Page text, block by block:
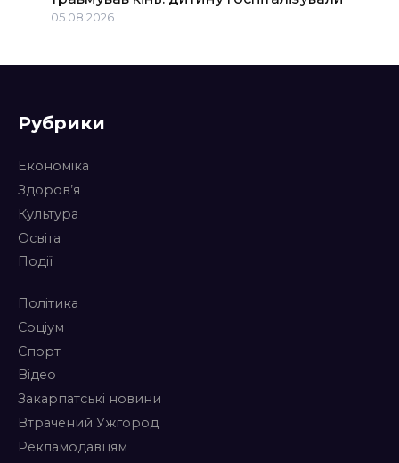
05.08.2026
Рубрики
Економіка
Здоров’я
Культура
Освіта
Події
Політика
Соціум
Спорт
Відео
Закарпатські новини
Втрачений Ужгород
Рекламодавцям